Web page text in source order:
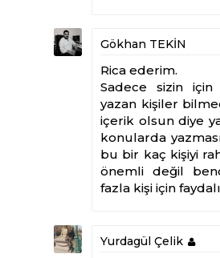
Gökhan TEKİN
Rica ederim.
Sadece sizin
yazan kişiler
içerik olsun diye
konularda
bu bir kaç kişiyi
önemli değil
fazla kişi için
Yurdagül Çelik